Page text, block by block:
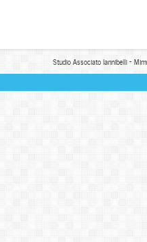
Studio Associato Iannibelli -